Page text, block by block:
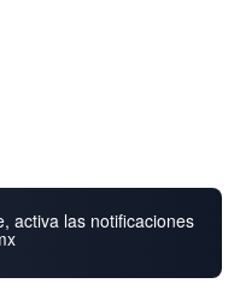
activa las notificaciones